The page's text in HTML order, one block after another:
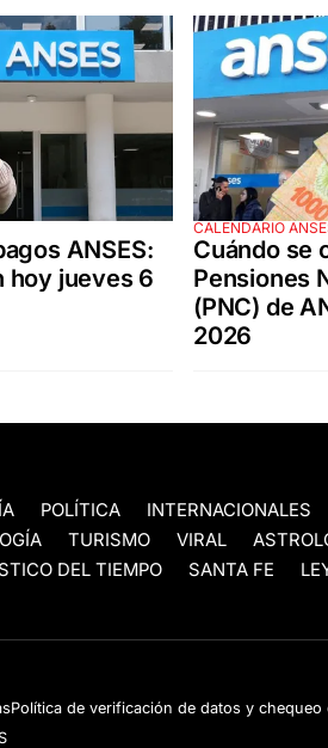
ANSES:
hoy jueves 6
CALENDARIO
Cuándo se
Pensiones
(PNC) de
2026
POLÍTICA INTERNACIONALES
TURISMO VIRAL
DEL TIEMPO SANTA FE
Política de verificación de datos y